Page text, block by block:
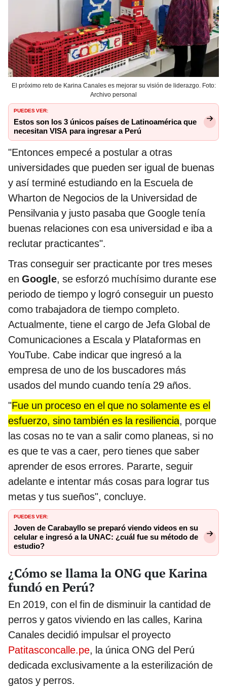
El próximo reto de Karina Canales es mejorar su visión de liderazgo. Foto:
Archivo personal
PUEDES VER:
Estos son los 3 únicos países de Latinoamérica que
necesitan VISA para ingresar a Perú
"Entonces empecé a postular a otras
universidades que pueden ser igual de buenas
y así terminé estudiando en la Escuela de
Wharton de Negocios de la Universidad de
Pensilvania y justo pasaba que Google tenía
buenas relaciones con esa universidad e iba a
reclutar practicantes".
Tras conseguir ser practicante por tres meses
en Google, se esforzó muchísimo durante ese
periodo de tiempo y logró conseguir un puesto
como trabajadora de tiempo completo.
Actualmente, tiene el cargo de Jefa Global de
Comunicaciones a Escala y Plataformas en
YouTube. Cabe indicar que ingresó a la
empresa de uno de los buscadores más
usados del mundo cuando tenía 29 años.
"Fue un proceso en el que no solamente es el
esfuerzo, sino también es la resiliencia, porque
las cosas no te van a salir como planeas, si no
es que te vas a caer, pero tienes que saber
aprender de esos errores. Pararte, seguir
adelante e intentar más cosas para lograr tus
metas y tus sueños", concluye.
PUEDES VER:
Joven de Carabayllo se preparó viendo videos en su
celular e ingresó a la UNAC: ¿cuál fue su método de
estudio?
¿Cómo se llama la ONG que Karina
fundó en Perú?
En 2019, con el fin de disminuir la cantidad de
perros y gatos viviendo en las calles, Karina
Canales decidió impulsar el proyecto
Patitasconcalle.pe, la única ONG del Perú
dedicada exclusivamente a la esterilización de
gatos y perros.